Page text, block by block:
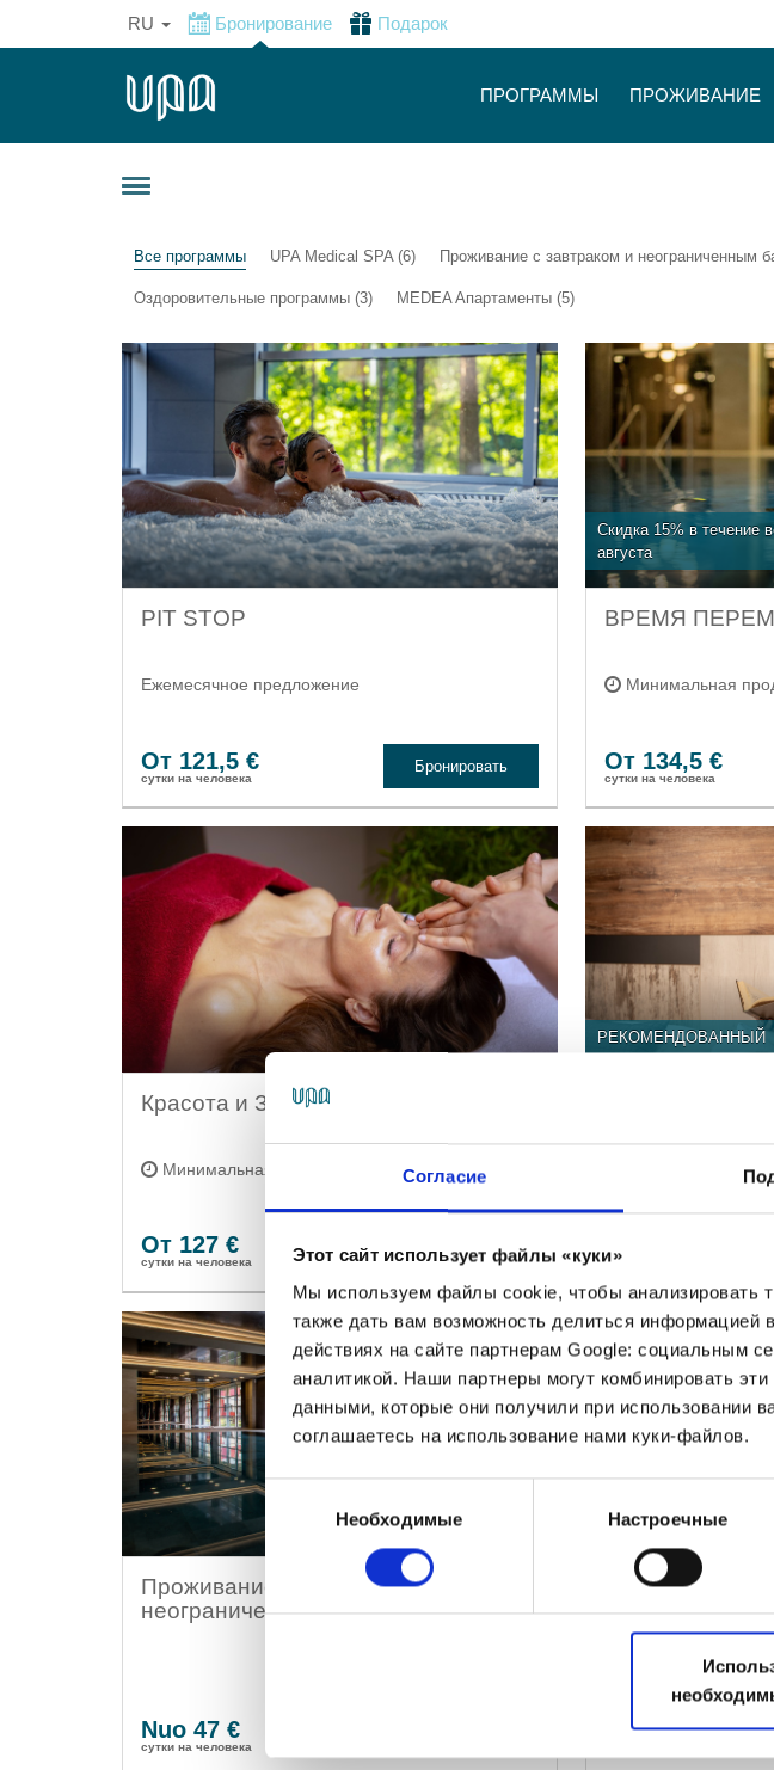
Согласие
Этот сайт использует файлы «куки»
Мы используем файлы cookie, чтобы анализировать
также дать вам возможность делиться
действиях на сайте партнерам Google: социальным
аналитикой. Наши партнеры могут комбинировать
данными, которые они получили при использовании
соглашаетесь на использование нами куки-файлов.
Выбор
согласияНеобходимые Настроечные
RU Бронирование Подарок
ПРОГРАММЫ ПРОЖИВАНИЕ
Все программы UPA Medical SPA (6) Проживание с завтраком и неограниченным
Оздоровительные программы (3) MEDEA Aпартаменты (5)
PIT STOP
Ежемесячное предложение
От 121,5 €
cутки на человека
Бронировать
Скидка 15% в течение
августа
ВРЕМЯ
Минимальная
От 134,5 €
cутки на человека
Красота и Здоровье
Минимальная продолжительность: 3 н.
От 127 €
cутки на человека
Бронировать
РЕКОМЕНДОВАННЫЙ
Минимальная
От 127 €
cутки на человека
Проживание с завтраком и
неограниченным бассейном
Nuo 47 €
cутки на человека
ИСКУШЕНИЕ
От 121,5 €